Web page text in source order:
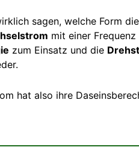
sagen, welche Form
mit einer Frequenz
zum Einsatz und die
hat also ihre